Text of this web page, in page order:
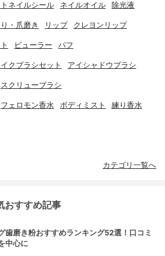
ネイルシール ネイルオイル 除光液
・爪磨き リップ クレヨンリップ
ビューラー パフ
イクブラシセット アイシャドウブラシ
スクリューブラシ
フェロモン香水 ボディミスト 練り香水
カテゴリ一覧へ
おすすめ記事
歯磨き粉おすすめランキング52選！口コミ
中心に